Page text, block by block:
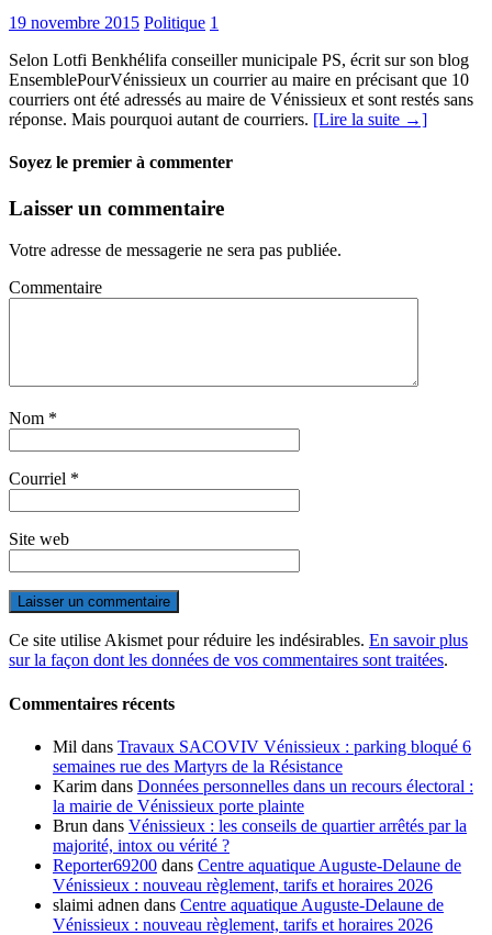
19 novembre 2015 Politique 1
Selon Lotfi Benkhélifa conseiller municipale PS, écrit sur son blog
EnsemblePourVénissieux un courrier au maire en précisant que 10
courriers ont été adressés au maire de Vénissieux et sont restés sans
réponse. Mais pourquoi autant de courriers. [Lire la suite →]
Soyez le premier à commenter
Laisser un commentaire
Votre adresse de messagerie ne sera pas publiée.
Commentaire
Nom *
Courriel *
Site web
Ce site utilise Akismet pour réduire les indésirables. En savoir plus
sur la façon dont les données de vos commentaires sont traitées.
Commentaires récents
Mil dans Travaux SACOVIV Vénissieux : parking bloqué 6
semaines rue des Martyrs de la Résistance
Karim dans Données personnelles dans un recours électoral :
la mairie de Vénissieux porte plainte
Brun dans Vénissieux : les conseils de quartier arrêtés par la
majorité, intox ou vérité ?
Reporter69200 dans Centre aquatique Auguste-Delaune de
Vénissieux : nouveau règlement, tarifs et horaires 2026
slaimi adnen dans Centre aquatique Auguste-Delaune de
Vénissieux : nouveau règlement, tarifs et horaires 2026